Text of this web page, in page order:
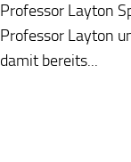
Professor Layton
Professor Layton
damit bereits...